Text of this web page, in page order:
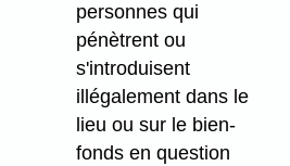
personnes qui
pénètrent ou
s'introduisent
illégalement dans le
lieu ou sur le bien-
fonds en question